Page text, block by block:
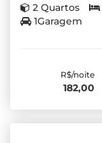
2 Quartos
1Garagem
R$/noite
182,00